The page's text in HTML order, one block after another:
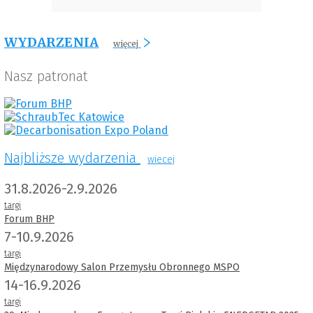
WYDARZENIA więcej
Nasz patronat
Najbliższe wydarzenia wiecej
31.8.2026-2.9.2026
targi
Forum BHP
7-10.9.2026
targi
Międzynarodowy Salon Przemysłu Obronnego MSPO
14-16.9.2026
targi